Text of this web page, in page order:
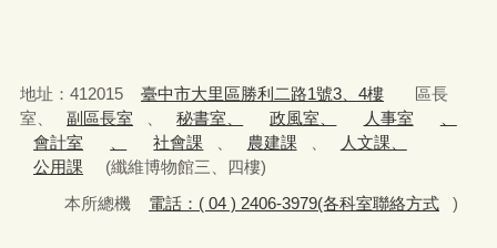
地址：412015 臺中市大里區勝利二路1號3、4樓
區長
室、
副區長室 秘書室、 政風室、 人事室
會計室
社會課 農建課
人文課、
公用課
(纖維博物館三、四樓)
本所總機
電話：( 04 ) 2406-3979(各科室聯絡方式 )